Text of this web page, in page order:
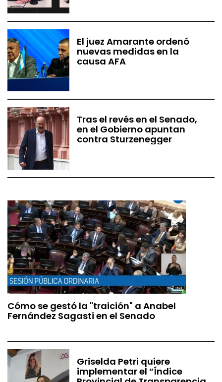
El juez Amarante ordenó
nuevas medidas en la
causa AFA
Tras el revés en el Senado,
en el Gobierno apuntan
contra Sturzenegger
Cómo se gestó la "traición" a Anabel
Fernández Sagasti en el Senado
Griselda Petri quiere
implementar el “Índice